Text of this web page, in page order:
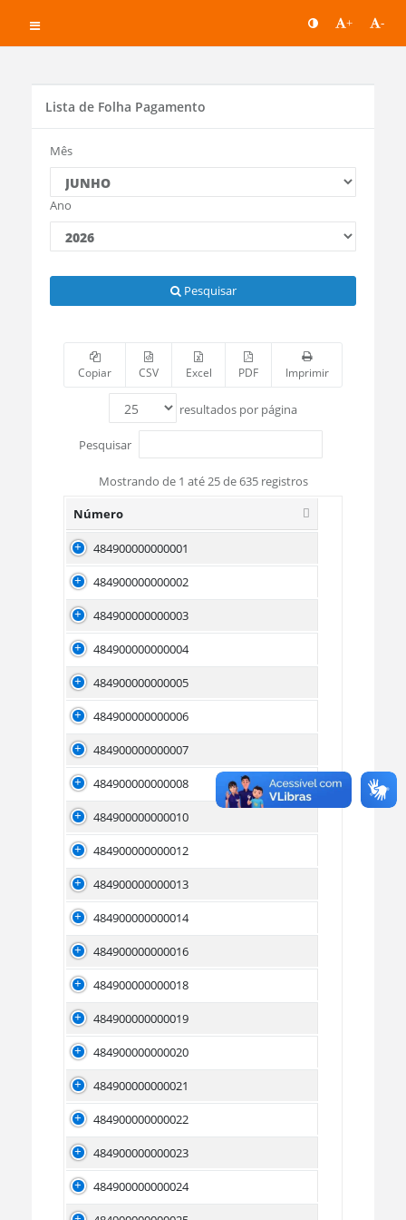
+ -
Lista de Folha Pagamento
Mês
Ano
Pesquisar
Copiar CSV Excel PDF Imprimir
resultados por página
Pesquisar
Mostrando de 1 até 25 de 635 registros
Número
484900000000001
484900000000002
484900000000003
484900000000004
484900000000005
484900000000006
484900000000007
484900000000008
484900000000010
484900000000012
484900000000013
484900000000014
484900000000016
484900000000018
484900000000019
484900000000020
484900000000021
484900000000022
484900000000023
484900000000024